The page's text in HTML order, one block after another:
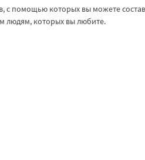
помощью которых вы можете
людям, которых вы любите.